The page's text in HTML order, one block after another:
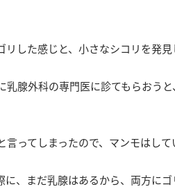
した感じと、小さなシコリを発見
腺外科の専門医に診てもらおう
ってしまったので、マンモはして
、まだ乳腺はあるから、両方に